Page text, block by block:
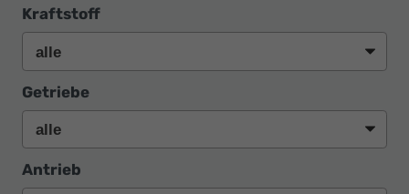
Kraftstoff
Getriebe
Antrieb